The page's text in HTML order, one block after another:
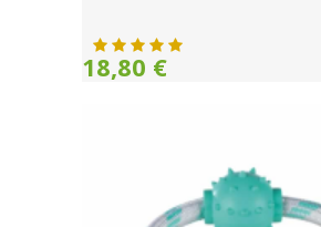
18,80 €